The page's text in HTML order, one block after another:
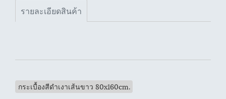
รายละเอียดสินค้า
กระเบื้องสีดำเงาเส้นขาว 80x160cm.